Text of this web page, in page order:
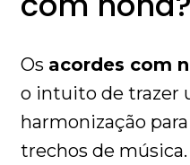
Os acordes com
o intuito de trazer
harmonização
trechos de música.